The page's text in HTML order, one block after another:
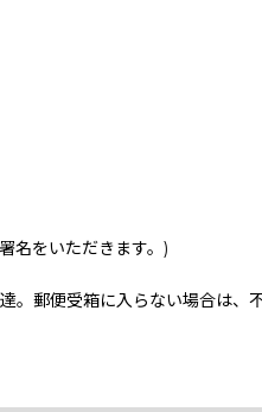
名をいただきます。)
。郵便受箱に入らない場合は、